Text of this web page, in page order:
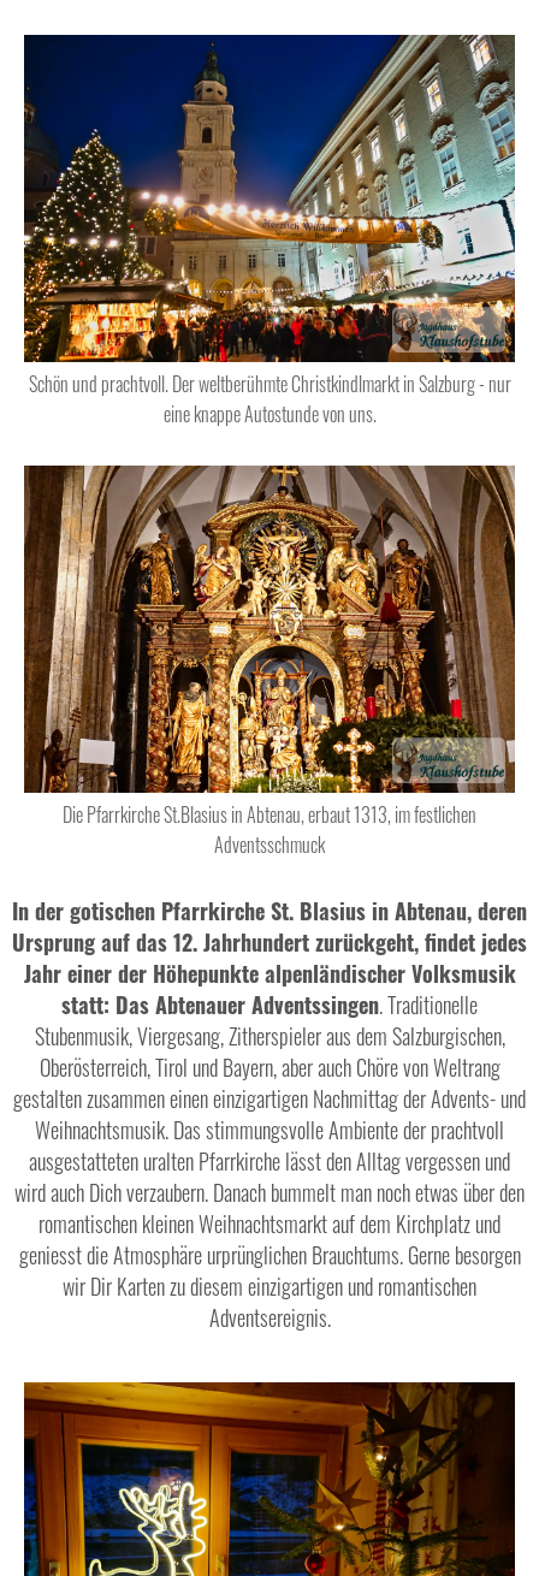
Schön und prachtvoll. Der weltberühmte Christkindlmarkt in Salzburg - nur
eine knappe Autostunde von uns.
Die Pfarrkirche St.Blasius in Abtenau, erbaut 1313, im festlichen
Adventsschmuck
In der gotischen Pfarrkirche St. Blasius in Abtenau, deren
Ursprung auf das 12. Jahrhundert zurückgeht, findet jedes
Jahr einer der Höhepunkte alpenländischer Volksmusik
statt: Das Abtenauer Adventssingen. Traditionelle
Stubenmusik, Viergesang, Zitherspieler aus dem Salzburgischen,
Oberösterreich, Tirol und Bayern, aber auch Chöre von Weltrang
gestalten zusammen einen einzigartigen Nachmittag der Advents- und
Weihnachtsmusik. Das stimmungsvolle Ambiente der prachtvoll
ausgestatteten uralten Pfarrkirche lässt den Alltag vergessen und
wird auch Dich verzaubern. Danach bummelt man noch etwas über den
romantischen kleinen Weihnachtsmarkt auf dem Kirchplatz und
geniesst die Atmosphäre urprünglichen Brauchtums. Gerne besorgen
wir Dir Karten zu diesem einzigartigen und romantischen
Adventsereignis.